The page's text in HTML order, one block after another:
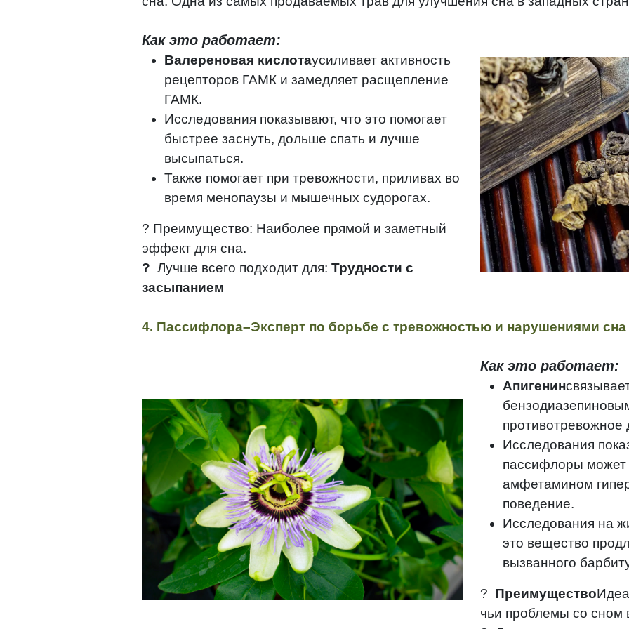
Как это работает:
Валереновая кислотаусиливает активность
рецепторов ГАМК и замедляет расщепление
ГАМК.
Исследования показывают, что это помогает
быстрее заснуть, дольше спать и лучше
высыпаться.
Также помогает при тревожности, приливах во
время менопаузы и мышечных судорогах.
? Преимущество: Наиболее прямой и заметный
эффект для сна.
? Лучше всего подходит для: Трудности с
засыпанием
4. Пассифлора–Эксперт по борьбе с тревожностью и нарушениями сна
Как это работает:
Апигенин
противотревожное
Исследования
пассифлоры
амфетамином
поведение.
Исследования на
это вещество
вызванного
? Преимущество
чьи проблемы со сном